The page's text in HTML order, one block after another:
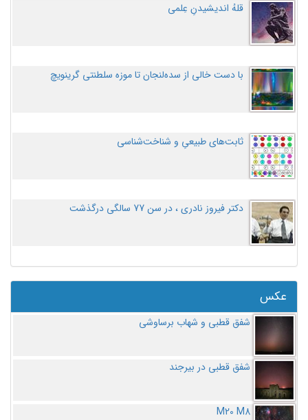
قلهُ اندیشیدنِ عِلمی
با دست خالی از سده‌لنجان تا موزه سلطنتی گرینویچ
ثابت‌های طبیعیِ و شناخت‌شناسی
دکتر فیروز نادری ، در سن 77 سالگی درگذشت
عکس
شفق قطبی و شهاب برساوشی
شفق قطبی در بیرجند
M20 M8